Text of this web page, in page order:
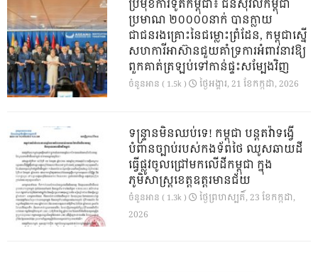
ប្រមុខការទូតកម្ពុជា៖ ជនស៊ីវិលកម្ពុជា
ប្រមាណ ២០០០០នាក់ បានក្លាយ
ជាជនរងគ្រោះនៃជម្លោះព្រំដែន, កម្ពុជាស្នើ
សហការីអាស៊ានជួយគាំទ្រការអំពាវនាវឱ្យ
ពួកគាត់ត្រឡប់ទៅកាន់ផ្ទះសម្បែងវិញ
ចំនួនអាន ( 1.5k ) ថ្ងៃ​អង្គារ, 21 ខែ​កក្កដា, 2026
ទន្ទ្រានមិនឈប់ទេ! កម្ពុជា បន្តតវ៉ាទង្វើ
បំពានច្បាប់របស់កងទ័ពថៃ ឈូសឆាយដី
ធ្វើផ្លូវចូលជ្រៅមកលើដីកម្ពុជា ក្នុង
ភូមិសាស្ត្រខេត្តឧត្តរមានជ័យ
ចំនួនអាន ( 1.3k )
ថ្ងៃ​ព្រហស្បតិ៍, 23 ខែ​កក្កដា,
2026